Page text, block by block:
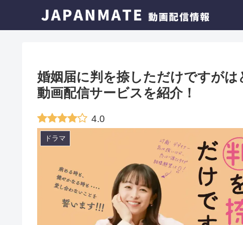
婚姻届に判を捺しただけですが
動画配信サービスを紹介！
4.0
ドラマ